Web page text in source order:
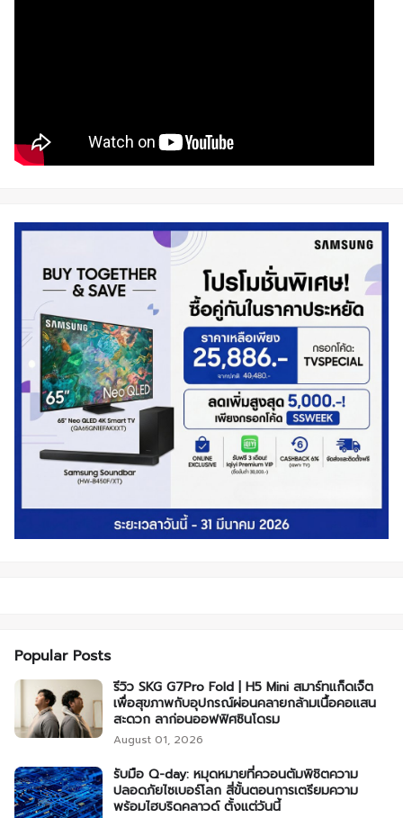
Popular Posts
รีวิว SKG G7Pro Fold | H5 Mini สมาร์ทแก็ดเจ็ต
เพื่อสุขภาพกับอุปกรณ์ผ่อนคลายกล้ามเนื้อคอแสน
สะดวก ลาก่อนออฟฟิศซินโดรม
August 01, 2026
รับมือ Q-day: หมุดหมายที่ควอนตัมพิชิตความ
ปลอดภัยไซเบอร์โลก สี่ขั้นตอนการเตรียมความ
พร้อมไฮบริดคลาวด์ ตั้งแต่วันนี้